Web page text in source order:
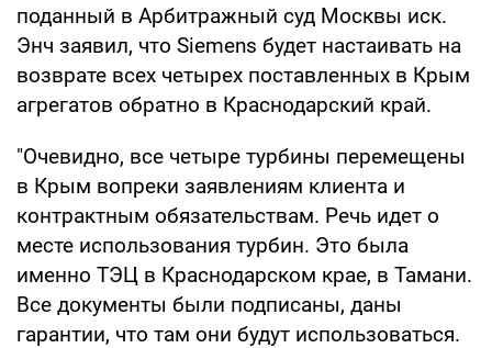
поданный в Арбитражный суд Москвы иск.
Энч заявил, что Siemens будет настаивать на
возврате всех четырех поставленных в Крым
агрегатов обратно в Краснодарский край.
"Очевидно, все четыре турбины перемещены
в Крым вопреки заявлениям клиента и
контрактным обязательствам. Речь идет о
месте использования турбин. Это была
именно ТЭЦ в Краснодарском крае, в Тамани.
Все документы были подписаны, даны
гарантии, что там они будут использоваться.